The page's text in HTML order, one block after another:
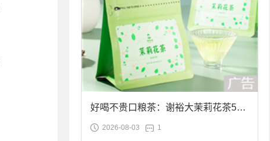
好喝不贵口粮茶：谢裕大茉莉花茶50g
袋装9.9元到手
2026-08-03 1